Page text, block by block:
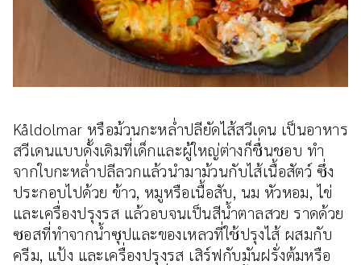
Kåldolmar หรือม้วนกะหล่ำปลียัดไส้สวีเดน เป็นอาหาร
สวีเดนแบบดั้งเดิมที่เด็กและผู้ใหญ่ต่างก็ชื่นชอบ ทำ
จากใบกะหล่ำปลีลวกแล้วนำมาม้วนกับไส้เนื้อสัตว์ ซึ่ง
ประกอบไปด้วย ข้าว, หมูหรือเนื้อสับ, นม หัวหอม, ไข่
และเครื่องปรุงรส แล้วอบจนเป็นสีน้ำตาลสวย ราดด้วย
ซอสที่ทำจากน้ำซุปและของเหลวที่ใช้ปรุงไส้ ผสมกับ
ครีม, แป้ง และเครื่องปรุงรส เสิร์ฟกับมันฝรั่งต้มหรือ